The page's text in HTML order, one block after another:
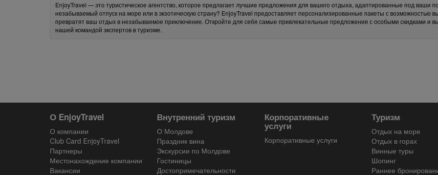
EnjoyTravel — это туристическое агентство, которое предлагает лучшие предложения для вашего отдыха, адаптированные под ваши
незабываемый отпуск на море или в экзотическую страну? EnjoyTravel предоставляет персонализированные пакеты с возможностью
превратят ваш отдых в незабываемое приключение. Откройте для себя самые привлекательные предложения с особыми скидками и
нашей командой экспертов в туризме.
О EnjoyTravel
О компании
Club Card EnjoyTravel
Партнеры
Местонахождение компании
Вакансии
Внутренний туризм
О Молдове
Праздник вина
Экскурсии по Молдове
Гостиницы
Достопримечательности
Корпоративные
услуги
Корпоративные услуги
Туризм
Отдых на море
Отдых в горах
Винные туры
Шопинг
Раннее